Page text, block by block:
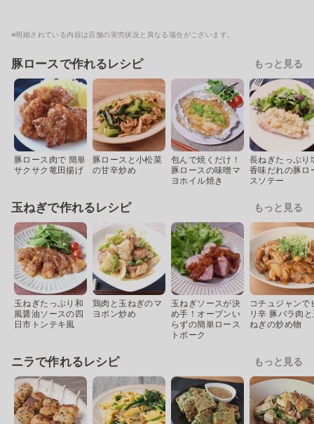
※明細されている内容は店舗の実売状況と異なる場合がございます。
豚ロースで作れるレシピ もっと見る
豚ロース肉で 簡単
サクサク竜田揚げ
豚ロースと小松菜
の甘辛炒め
包んで焼くだけ！
豚ロースの味噌マ
ヨホイル焼き
長ねぎたっぷり
香味だれの豚ロ
スソテー
玉ねぎで作れるレシピ もっと見る
玉ねぎたっぷり和
風醤油ソースの四
日市トンテキ風
鶏肉と玉ねぎのマ
ヨポン炒め
玉ねぎソースが決
め手！オーブンい
らずの簡単ロース
トポーク
コチュジャンで
リ辛 豚バラ肉
ねぎの炒め物
ニラで作れるレシピ もっと見る